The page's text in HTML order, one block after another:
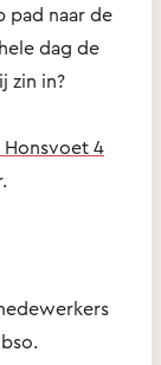
pad naar de
dag de
zin in?
Honsvoet 4